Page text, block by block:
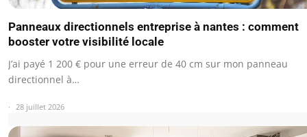
Panneaux directionnels entreprise à nantes : comment
booster votre visibilité locale
J’ai payé 1 200 € pour une erreur de 40 cm sur mon panneau
directionnel à…
28 juillet 2026